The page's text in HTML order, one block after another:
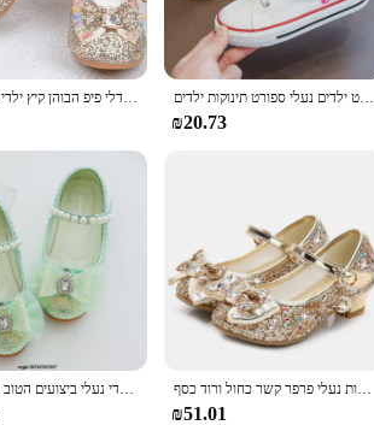
נסיכת בנות מסיבת נעלי ילדי סנדלי צבעוני פאייטים גבוהה עקבים נעלי בנות סנדלי פיפ הבוהן קיץ ילדי נעלי 26-37 נעלי בארבי ילדים חמודות נעלי בית ילדים בד חמודים נעלי ספורט ילדים נעלי ספורט תינוקות ילדים Size26-36
₪20.73
ילדים חדשים נעלי עור ריינסטון קשת נסיכת בנות המפלגה ריקוד נעלי תינוק תלמיד דירות ילדי נעלי ביצועים הטוב ביותר מתנה נסיכת נעלי עור ילדים עבור בנות פרח מזדמן נצנצים ילדי גבוהה העקב בנות נעלי פרפר קשר כחול ורוד כסף
₪51.01